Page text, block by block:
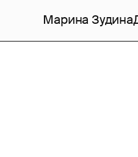
Марина Зудина